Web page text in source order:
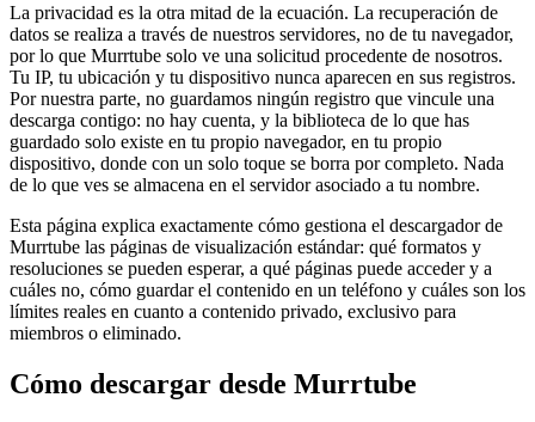
La privacidad es la otra mitad de la ecuación. La recuperación de
datos se realiza a través de nuestros servidores, no de tu navegador,
por lo que Murrtube solo ve una solicitud procedente de nosotros.
Tu IP, tu ubicación y tu dispositivo nunca aparecen en sus registros.
Por nuestra parte, no guardamos ningún registro que vincule una
descarga contigo: no hay cuenta, y la biblioteca de lo que has
guardado solo existe en tu propio navegador, en tu propio
dispositivo, donde con un solo toque se borra por completo. Nada
de lo que ves se almacena en el servidor asociado a tu nombre.
Esta página explica exactamente cómo gestiona el descargador de
Murrtube las páginas de visualización estándar: qué formatos y
resoluciones se pueden esperar, a qué páginas puede acceder y a
cuáles no, cómo guardar el contenido en un teléfono y cuáles son los
límites reales en cuanto a contenido privado, exclusivo para
miembros o eliminado.
Cómo descargar desde Murrtube